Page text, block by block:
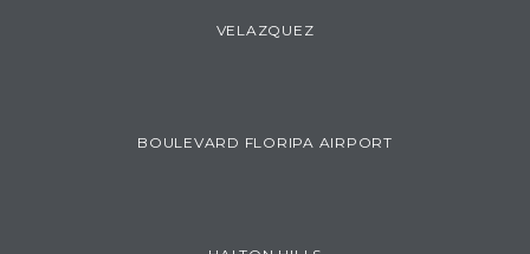
VELAZQUEZ
BOULEVARD FLORIPA AIRPORT